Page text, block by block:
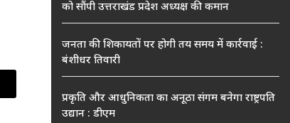
को सौंपी उत्तराखंड प्रदेश अध्यक्ष की कमान
जनता की शिकायतों पर होगी तय समय में कार्रवाई :
बंशीधर तिवारी
प्रकृति और आधुनिकता का अनूठा संगम बनेगा राष्ट्रपति
उद्यान : डीएम